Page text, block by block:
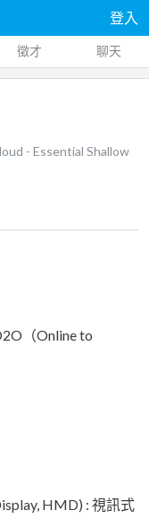
登入
徵才 聊天
- Essential Shallow
（Online to
HMD) : 視訊式